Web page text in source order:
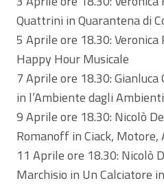
Quattrini in Quarantena di
5 Aprile ore 18.30: Veronica
Happy Hour Musicale
7 Aprile ore 18.30:
in l’Ambiente dagli
9 Aprile ore 18.30: Nicolò
Romanoff in Ciack, Motore,
11 Aprile ore 18.30: Nicolò
Marchisio in Un Calciatore